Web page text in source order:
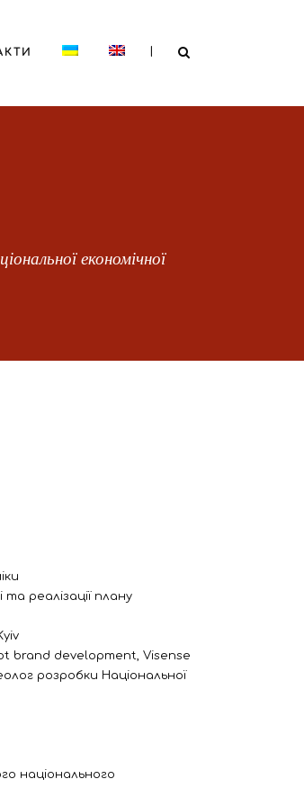
|
економічної
реалізації плану
brand development, Visense
розробки Національної
національного